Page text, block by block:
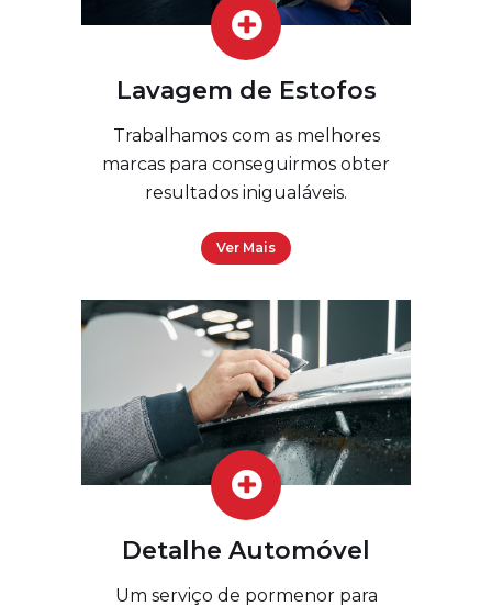
Lavagem de Estofos
Trabalhamos com as melhores
marcas para conseguirmos obter
resultados inigualáveis.
Ver Mais
Detalhe Automóvel
Um serviço de pormenor para